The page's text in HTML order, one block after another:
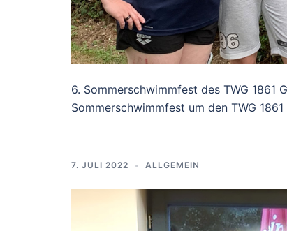
6. Sommerschwimmfest des TWG
Sommerschwimmfest um den TWG
7. JULI 2022 ALLGEMEIN